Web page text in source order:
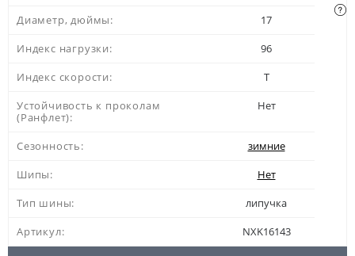
Диаметр, дюймы:
17
Индекс нагрузки:
96
Индекс скорости:
T
Устойчивость к проколам
(Ранфлет):
Нет
Сезонность:
зимние
Шипы:
Нет
Тип шины:
липучка
Артикул:
NXK16143